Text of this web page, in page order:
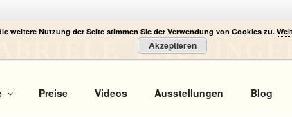
LAUBINGER
Preise Videos Ausstellungen Blog
weitere Nutzung der Seite stimmen Sie der Verwendung von Cookies zu.
Akzeptieren